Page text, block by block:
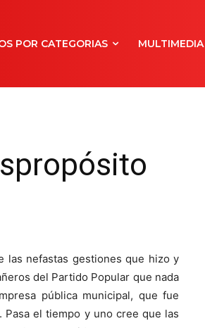
POR CATEGORIAS MULTIMEDIA
las nefastas gestiones que hizo y
del Partido Popular que nada
pública municipal, que fue
el tiempo y uno cree que las